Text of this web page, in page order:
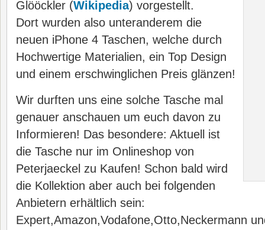
Glööckler (Wikipedia) vorgestellt.
Dort wurden also unteranderem die
neuen iPhone 4 Taschen, welche durch
Hochwertige Materialien, ein Top Design
und einem erschwinglichen Preis glänzen!
Wir durften uns eine solche Tasche mal
genauer anschauen um euch davon zu
Informieren! Das besondere: Aktuell ist
die Tasche nur im Onlineshop von
Peterjaeckel zu Kaufen! Schon bald wird
die Kollektion aber auch bei folgenden
Anbietern erhältlich sein:
Expert,Amazon,Vodafone,Otto,Neckermann